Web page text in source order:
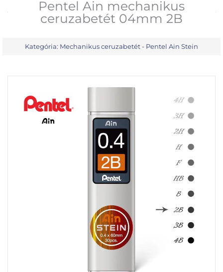
Pentel Ain mechanikus
ceruzabetét 04mm 2B
Kategória: Mechanikus ceruzabetét - Pentel Ain Stein